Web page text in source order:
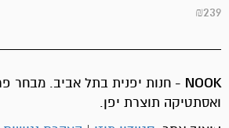
₪239
NOOK - חנות יפנית בתל אביב. מבחר
ואסתטיקה תוצרת יפן.